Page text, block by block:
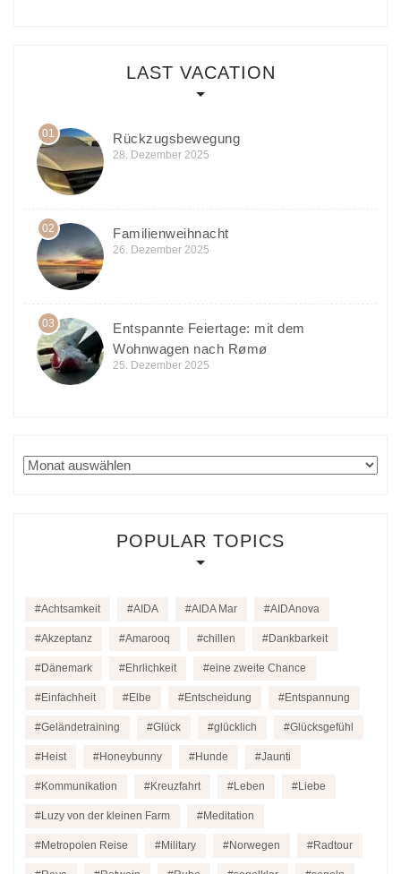
LAST VACATION
01 Rückzugsbewegung
28. Dezember 2025
02 Familienweihnacht
26. Dezember 2025
03
Entspannte Feiertage: mit dem
Wohnwagen nach Rømø
25. Dezember 2025
Archiv
POPULAR TOPICS
Achtsamkeit AIDA AIDA Mar AIDAnova
Akzeptanz Amarooq chillen Dankbarkeit
Dänemark Ehrlichkeit eine zweite Chance
Einfachheit Elbe Entscheidung Entspannung
Geländetraining Glück glücklich Glücksgefühl
Heist Honeybunny Hunde Jaunti
Kommunikation Kreuzfahrt Leben Liebe
Luzy von der kleinen Farm Meditation
Metropolen Reise Military Norwegen Radtour